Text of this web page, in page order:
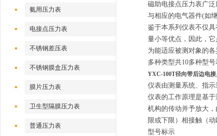
氨用压力表
电接点压力表
不锈钢差压表
不锈钢膜盒压力表
膜片压力表
卫生型隔膜压力表
普通压力表
磁助电接点压力表广
与相应的电气器件(如
鉴于本系列仪表不仅
量小等优点，因此，
为能适应被测对象的
多种类型共10多种型
YXC-100T径向带后边电
仪表由测量系统、指
仪表的工作原理是基
机构的传动并予放大
限或下限）相接触（
型号标示